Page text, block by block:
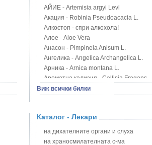
АЙИЕ - Artemisia argyi Levl
Акация - Robinia Pseudoacacia L.
Алкостоп - спри алкохола!
Алое - Aloe Vera
Анасон - Pimpinela Anisum L.
Ангелика - Angelica Archangelica L.
Арника - Arnica montana L.
Ароматна кализия - Callisia Fragans
Арония - Sorbus melanocorpa
Блатен аир - Acorus calamus L.
Блатен тъжник - Spirea ulmaria L.
Блян
Виж всички билки
Каталог - Лекари
на дихателните органи и слуха
на храносмилателната с-ма